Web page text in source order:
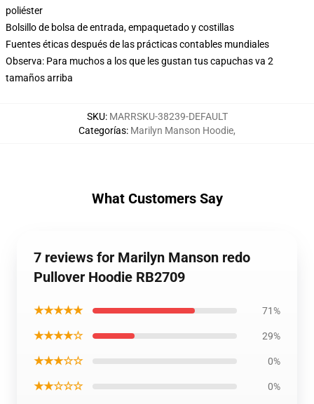
poliéster
Bolsillo de bolsa de entrada, empaquetado y costillas
Fuentes éticas después de las prácticas contables mundiales
Observa: Para muchos a los que les gustan tus capuchas va 2
tamaños arriba
SKU: MARRSKU-38239-DEFAULT
Categorías: Marilyn Manson Hoodie,
What Customers Say
7 reviews for Marilyn Manson redo
Pullover Hoodie RB2709
★★★★★ 71%
★★★★☆ 29%
★★★☆☆ 0%
★★☆☆☆ 0%